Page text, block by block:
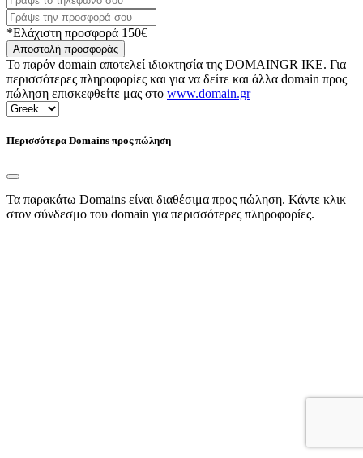
*Ελάχιστη προσφορά 150€
Αποστολή προσφοράς
Το παρόν domain αποτελεί ιδιοκτησία της DOMAINGR ΙΚΕ. Για
περισσότερες πληροφορίες και για να δείτε και άλλα domain προς
πώληση επισκεφθείτε μας στο www.domain.gr
Περισσότερα Domains προς πώληση
Τα παρακάτω Domains είναι διαθέσιμα προς πώληση. Κάντε κλικ
στον σύνδεσμο του domain για περισσότερες πληροφορίες.